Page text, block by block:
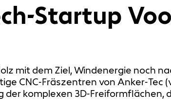
Startup
mit dem Ziel, Windenergie noch
CNC‑Fräszentren von
komplexen